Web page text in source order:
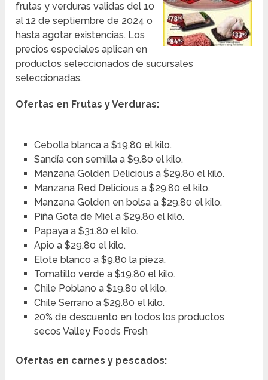
frutas y verduras validas del 10
al 12 de septiembre de 2024 o
hasta agotar existencias. Los
precios especiales aplican en
productos seleccionados de sucursales
seleccionadas.
Ofertas en Frutas y Verduras:
Cebolla blanca a $19.80 el kilo.
Sandía con semilla a $9.80 el kilo.
Manzana Golden Delicious a $29.80 el kilo.
Manzana Red Delicious a $29.80 el kilo.
Manzana Golden en bolsa a $29.80 el kilo.
Piña Gota de Miel a $29.80 el kilo.
Papaya a $31.80 el kilo.
Apio a $29.80 el kilo.
Elote blanco a $9.80 la pieza.
Tomatillo verde a $19.80 el kilo.
Chile Poblano a $19.80 el kilo.
Chile Serrano a $29.80 el kilo.
20% de descuento en todos los productos
secos Valley Foods Fresh
Ofertas en carnes y pescados: